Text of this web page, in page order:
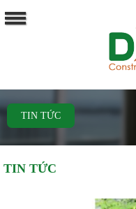
TIN TỨC
TIN TỨC